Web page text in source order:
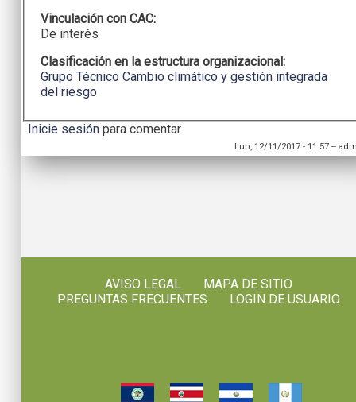
Vinculación con CAC:
De interés
Clasificación en la estructura organizacional:
Grupo Técnico Cambio climático y gestión integrada
del riesgo
Inicie sesiónpara comentar
Lun, 12/11/2017 - 11:57 --
AVISO LEGAL
MAPA DE SITIO
PREGUNTAS FRECUENTES
LOGIN DE USUARIO